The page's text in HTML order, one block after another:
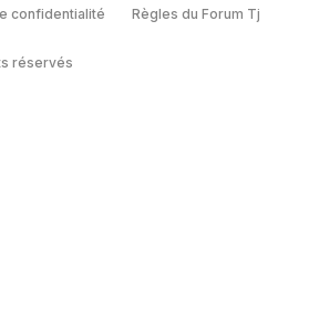
confidentialité Règles du Forum Tj
réservés